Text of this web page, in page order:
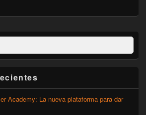
Academy: La nueva plataforma para dar